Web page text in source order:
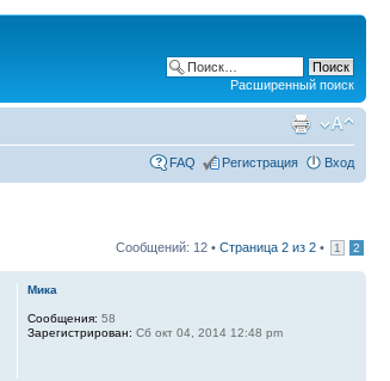
Расширенный поиск
FAQ Регистрация Вход
Сообщений: 12 • Страница 2 из 2 • 1 2
Мика
Сообщения: 58
Зарегистрирован: Сб окт 04, 2014 12:48 pm